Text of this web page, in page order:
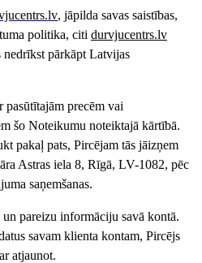
.lv, jāpilda savas saistības,
politika, citi durvjucentrs.lv
pārkāpt Latvijas
pasūtītajām precēm vai
šo Noteikumu noteiktajā kārtībā.
pakaļ pats, Pircējam tās jāizņem
Astras iela 8, Rīgā, LV-1082, pēc
saņemšanas.
pareizu informāciju savā kontā.
savam klienta kontam, Pircējs
atjaunot.